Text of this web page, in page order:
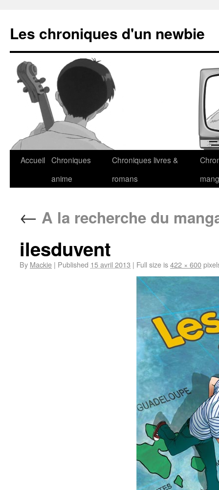
Les chroniques d'un newbie
Accueil Chroniques
anime
Chroniques livres &
romans
← A la recherche du
ilesduvent
By Mackie | Published 15 avril 2013 | Full size is422 × 600